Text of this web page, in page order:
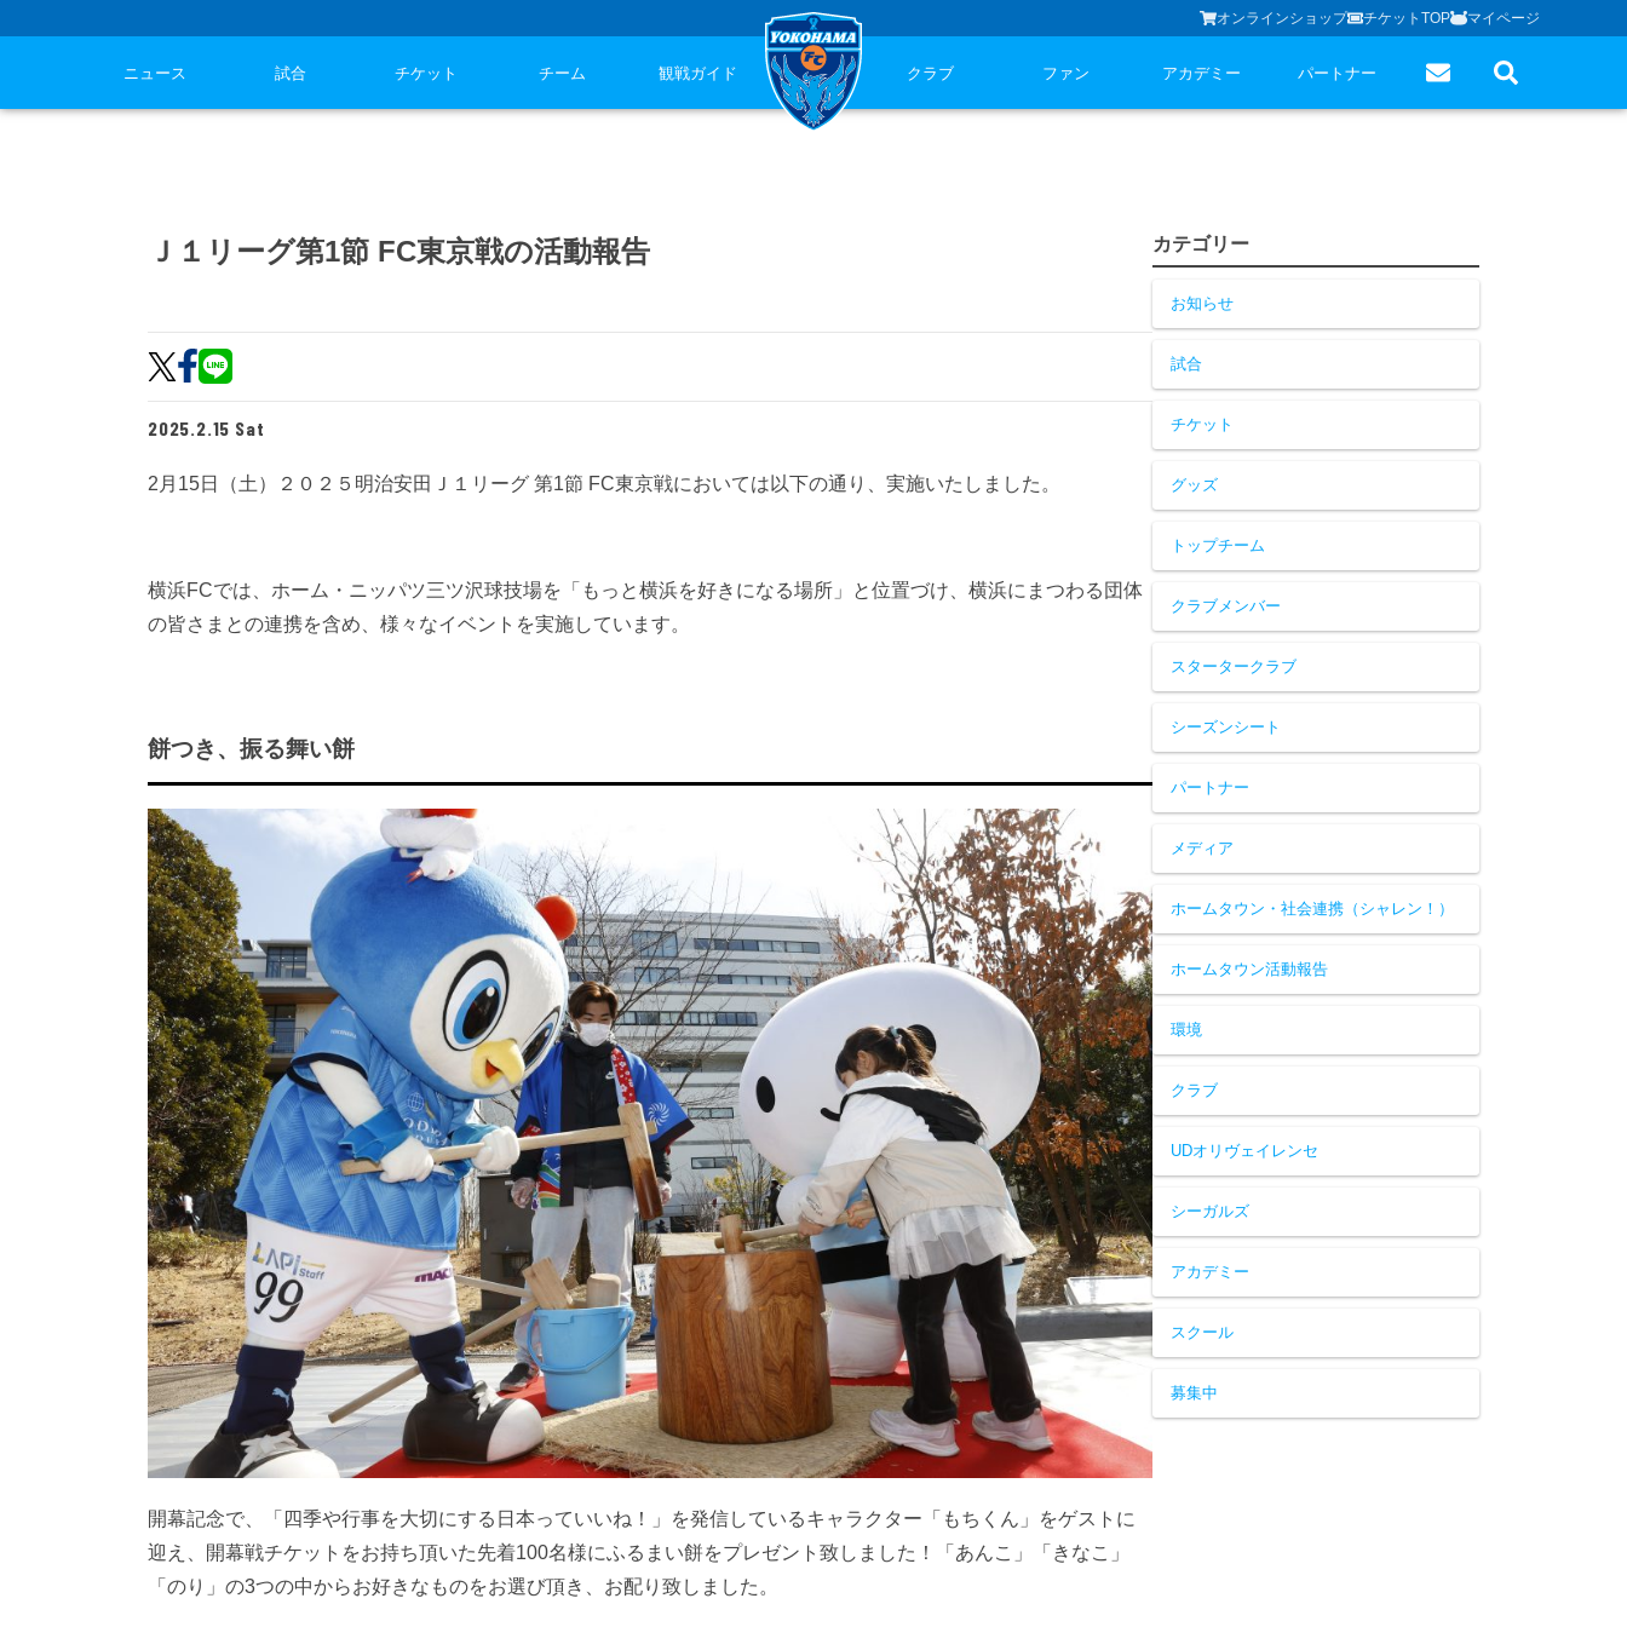
オンラインショップ チケットTOP マイページ
ニュース 試合 チケット チーム 観戦ガイド クラブ ファン アカデミー パートナー
Ｊ１リーグ第1節 FC東京戦の活動報告
2025.2.15 Sat
2月15日（土）２０２５明治安田Ｊ１リーグ 第1節 FC東京戦においては以下の通り、実施いたしました。
横浜FCでは、ホーム・ニッパツ三ツ沢球技場を「もっと横浜を好きになる場所」と位置づけ、横浜にまつわる団体
の皆さまとの連携を含め、様々なイベントを実施しています。
餅つき、振る舞い餅
開幕記念で、「四季や行事を大切にする日本っていいね！」を発信しているキャラクター「もちくん」をゲストに
迎え、開幕戦チケットをお持ち頂いた先着100名様にふるまい餅をプレゼント致しました！「あんこ」「きなこ」
「のり」の3つの中からお好きなものをお選び頂き、お配り致しました。
カテゴリー
お知らせ
試合
チケット
グッズ
トップチーム
クラブメンバー
スタータークラブ
シーズンシート
パートナー
メディア
ホームタウン・社会連携（シャレン！）
ホームタウン活動報告
環境
クラブ
UDオリヴェイレンセ
シーガルズ
アカデミー
スクール
募集中